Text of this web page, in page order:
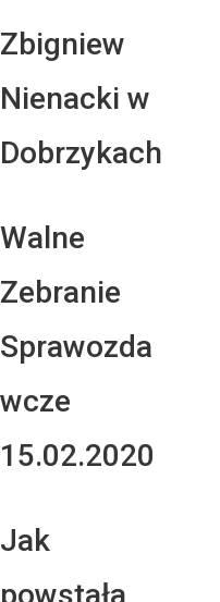
Zbigniew
Nienacki w
Dobrzykach
Walne
Zebranie
Sprawozda
wcze
15.02.2020
Jak